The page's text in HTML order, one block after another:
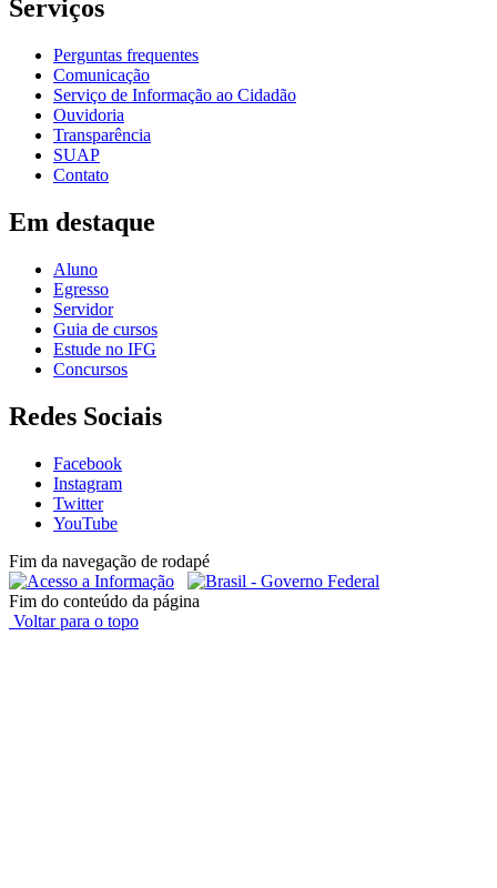
Serviços
Perguntas frequentes
Comunicação
Serviço de Informação ao Cidadão
Ouvidoria
Transparência
SUAP
Contato
Em destaque
Aluno
Egresso
Servidor
Guia de cursos
Estude no IFG
Concursos
Redes Sociais
Facebook
Instagram
Twitter
YouTube
Fim da navegação de rodapé
Fim do conteúdo da página
Voltar para o topo